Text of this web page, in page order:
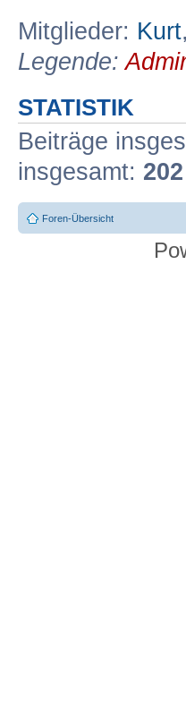
Mitglieder: Kurt,
Legende:
STATISTIK
Beiträge
insgesamt: 202
Foren-Übersicht